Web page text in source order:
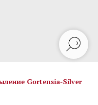
Gortensia-Silver